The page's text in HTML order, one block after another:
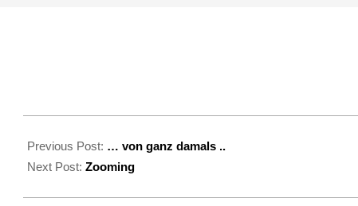
05-
31
Previous Post: … von ganz damals ..
Next Post: Zooming